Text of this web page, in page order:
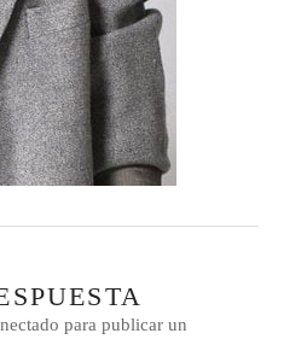
para publicar un